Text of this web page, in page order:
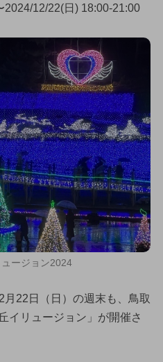
2024/12/22(日) 18:00-21:00
ージョン2024
22日（日）の週末も、鳥取
イリュージョン」が開催さ